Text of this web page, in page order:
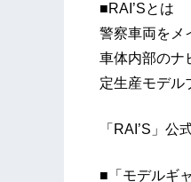
■RAI’Sとは
警察車両をメ
車体内部のナ
定生産モデル
「RAI’S」公
■「モデルギ